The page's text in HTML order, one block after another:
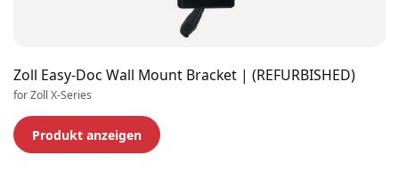
Zoll Easy-Doc Wall Mount Bracket | (REFURBISHED)
for Zoll X-Series
Produkt anzeigen